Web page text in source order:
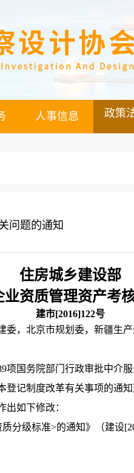
人事信息 政策
问题的通知
住房城乡建设部
资质管理资产考
建市[2016]122号
委，北京市规划委，新疆生
务院部门行政审批中介服
记制度改革有关事项的通
如下修改：
级标准>的通知》（建设